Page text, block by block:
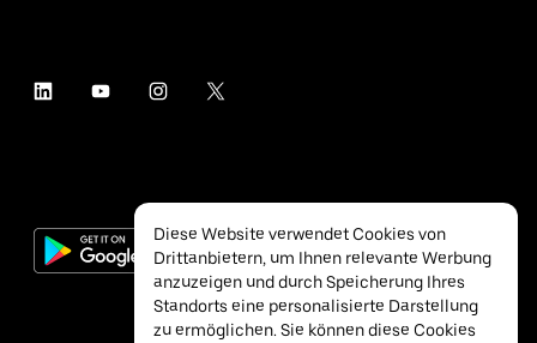
Diese Website verwendet Cookies von
Drittanbietern, um Ihnen relevante Werbung
anzuzeigen und durch Speicherung Ihres
Standorts eine personalisierte Darstellung
zu ermöglichen. Sie können diese Cookies